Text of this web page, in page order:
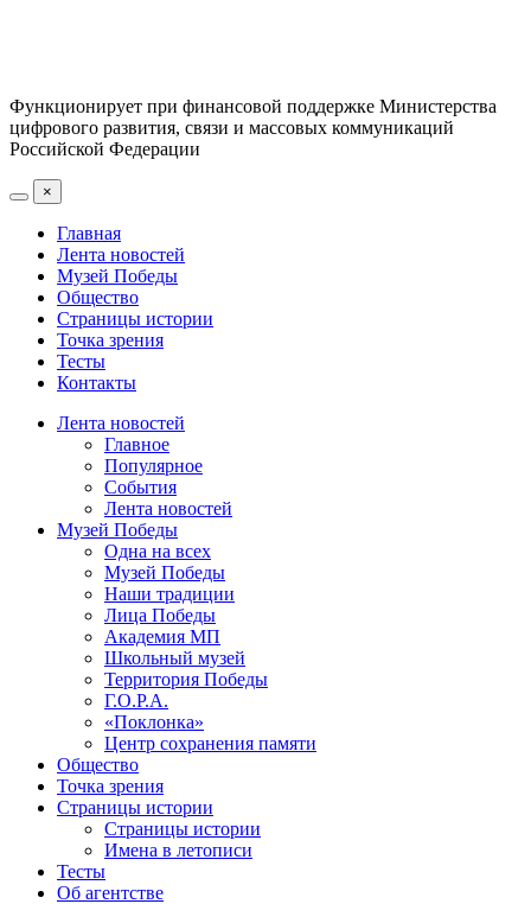
Функционирует при финансовой поддержке Министерства
цифрового развития, связи и массовых коммуникаций
Российской Федерации
×
Главная
Лента новостей
Музей Победы
Общество
Страницы истории
Точка зрения
Тесты
Контакты
Лента новостей
Главное
Популярное
События
Лента новостей
Музей Победы
Одна на всех
Музей Победы
Наши традиции
Лица Победы
Академия МП
Школьный музей
Территория Победы
Г.О.Р.А.
«Поклонка»
Центр сохранения памяти
Общество
Точка зрения
Страницы истории
Страницы истории
Имена в летописи
Тесты
Об агентстве